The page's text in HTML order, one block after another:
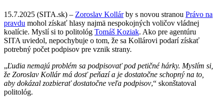
15.7.2025 (SITA.sk) – Zoroslav Kollárby s novou stranou Právo na
pravdu mohol získať hlasy najmä nespokojných voličov vládnej
koalície. Myslí si to politológ Tomáš Koziak. Ako pre agentúru
SITA uviedol, nepochybuje o tom, že sa Kollárovi podarí získať
potrebný počet podpisov pre vznik strany.
„Ľudia nemajú problém sa podpisovať pod petičné hárky. Myslím si,
že Zoroslav Kollár má dosť peňazí a je dostatočne schopný na to,
aby dokázal zozbierať dostatočne veľa podpisov,“ skonštatoval
politológ.